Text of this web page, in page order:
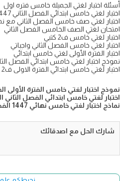
أسئلة اختبار لغتي الجميلة خامس فتره اول
اختبار لغتي خامس ابتدائي الفصل الثاني 1447
اختبار لغتي صف خامس الفصل الثاني مع نموذج
امتحان لغتي الصف الخامس الفصل الثاني
اختبار لغتي خامس ف2 كتبي
اختبار لغتي خامس الفصل الثاني واجباتي
اختبار الفترة الأولى لغتي خامس ابتدائي
نموذج اختبار لغتي خامس ابتدائي الفصل
اختبار لغتي خامس ابتدائي الفترة الاولى ف2
نموذج اختبار لغتي خامس الفترة الأولى
اختبار لغتي خامس ابتدائي الفصل الثاني
نماذج اختبار لغتي خامس نهائي 1447 الفصل الثاني
شارك الحل مع اصدقائك